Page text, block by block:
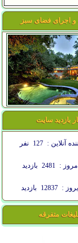
اجرای فضای سبز
بازدید سایت
آنلاین : 127 نفر
:
2481 بازدید
:
12837 بازدید
متفرقه